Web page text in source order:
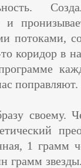
и
потоками,
коридор в
поправляют.
своему.
1 грамм
грамм